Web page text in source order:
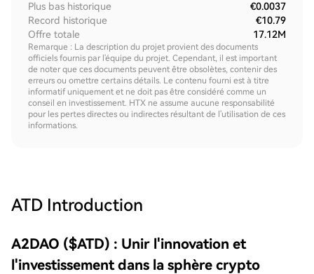
Plus bas historique
€0.0037
Record historique
€10.79
Offre totale
17.12M
Remarque : La description du projet provient des documents
officiels fournis par l'équipe du projet. Cependant, il est important
de noter que ces documents peuvent être obsolètes, contenir des
erreurs ou omettre certains détails. Le contenu fourni est à titre
informatif uniquement et ne doit pas être considéré comme un
conseil en investissement. HTX ne assume aucune responsabilité
pour les pertes directes ou indirectes résultant de l'utilisation de ces
informations.
ATD Introduction
A2DAO ($ATD) : Unir l'innovation et
l'investissement dans la sphère crypto